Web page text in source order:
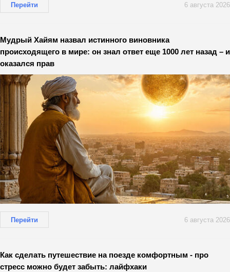
Перейти 6 августа 2026
Мудрый Хайям назвал истинного виновника
происходящего в мире: он знал ответ еще 1000 лет назад – и
оказался прав
Перейти 6 августа 2026
Как сделать путешествие на поезде комфортным - про
стресс можно будет забыть: лайфхаки